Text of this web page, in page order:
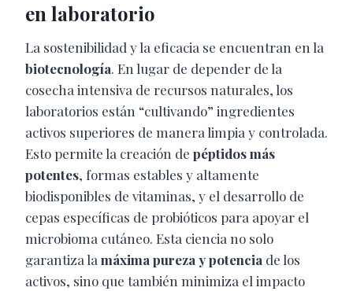
en laboratorio
La sostenibilidad y la eficacia se encuentran en la
biotecnología. En lugar de depender de la
cosecha intensiva de recursos naturales, los
laboratorios están “cultivando” ingredientes
activos superiores de manera limpia y controlada.
Esto permite la creación de péptidos más
potentes, formas estables y altamente
biodisponibles de vitaminas, y el desarrollo de
cepas específicas de probióticos para apoyar el
microbioma cutáneo. Esta ciencia no solo
garantiza la máxima pureza y potencia de los
activos, sino que también minimiza el impacto